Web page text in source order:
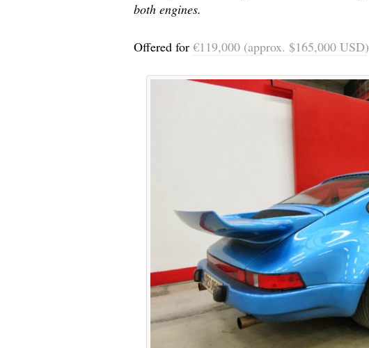
both engines.
Offered for €119,000 (approx. $165,000 USD)